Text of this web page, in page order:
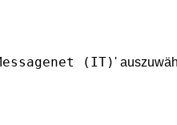
(IT)'